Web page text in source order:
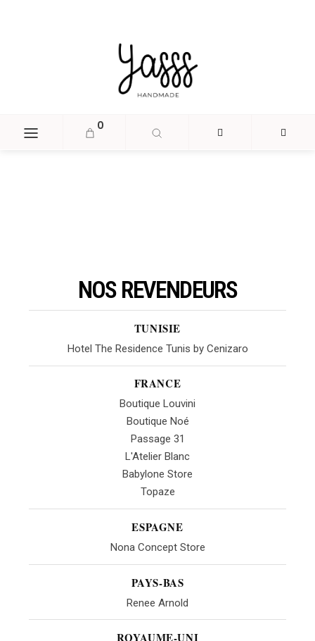
0
NOS REVENDEURS
TUNISIE
Hotel The Residence Tunis by Cenizaro
FRANCE
Boutique Louvini
Boutique Noé
Passage 31
L'Atelier Blanc
Babylone Store
Topaze
ESPAGNE
Nona Concept Store
PAYS-BAS
Renee Arnold
ROYAUME-UNI